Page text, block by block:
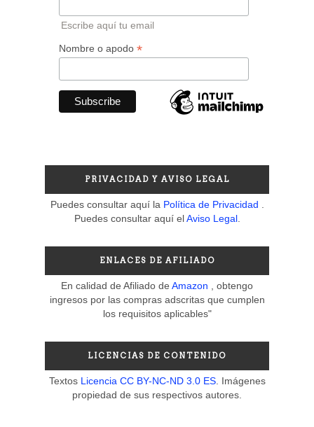
Escribe aquí tu email
Nombre o apodo *
PRIVACIDAD Y AVISO LEGAL
Puedes consultar aquí la Política de Privacidad
Puedes consultar aquí elAviso Legal.
ENLACES DE AFILIADO
En calidad de Afiliado de Amazon
, obtengo
ingresos por las compras adscritas que cumplen
los requisitos aplicables"
LICENCIAS DE CONTENIDO
Textos Licencia CC BY-NC-ND 3.0 ES. Imágenes
propiedad de sus respectivos autores.